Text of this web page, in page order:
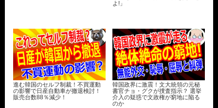
よ!」
進む韓国のセルフ制裁！不買運動
の影響で日産自動車が撤退検討！
販売台数88％減少！
韓国政界に激震！文大統領の元秘
書官チョ・グクが捜査指示？ 選挙
介入の疑惑で文政権が窮地に陥る
のか